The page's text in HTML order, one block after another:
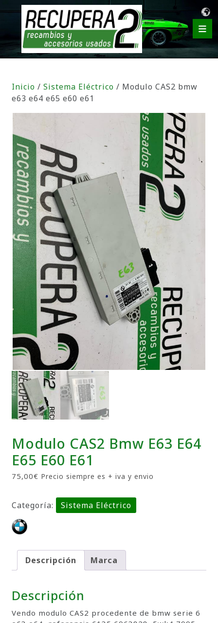
Inicio / Sistema Eléctrico / Modulo CAS2 bmw
e63 e64 e65 e60 e61
Modulo CAS2 Bmw E63 E64
E65 E60 E61
75,00€ Precio siempre es + iva y envio
Categoría: Sistema Eléctrico
Descripción Marca
Descripción
Vendo modulo CAS2 procedente de bmw serie 6